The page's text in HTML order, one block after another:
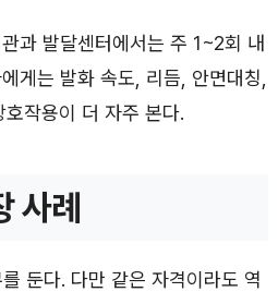
과 발달센터에서는 주 1~2회 내
게는 발화 속도, 리듬, 안면대칭,
호작용이 더 자주 본다.
사례
둔다. 다만 같은 자격이라도 역